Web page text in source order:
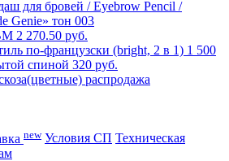
2 270.50 руб.
1 500
320 руб.
new Условия СП Техническая